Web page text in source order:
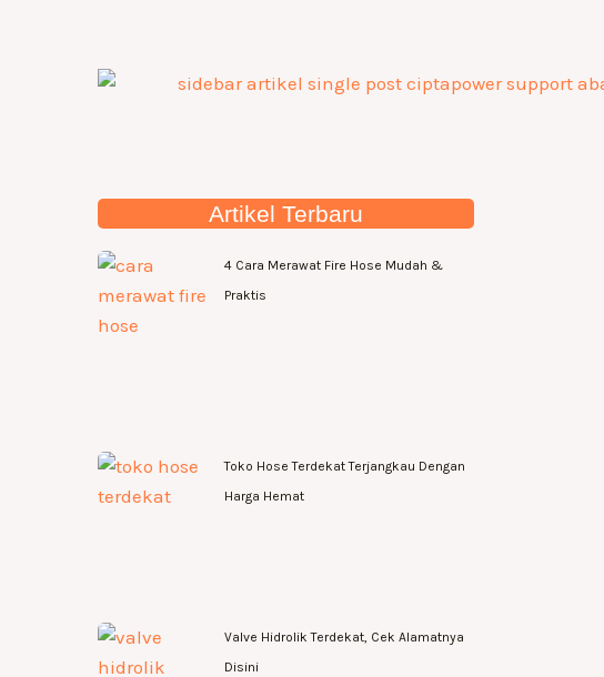
Artikel Terbaru
4 Cara Merawat Fire Hose Mudah &
Praktis
Toko Hose Terdekat Terjangkau Dengan
Harga Hemat
Valve Hidrolik Terdekat, Cek Alamatnya
Disini